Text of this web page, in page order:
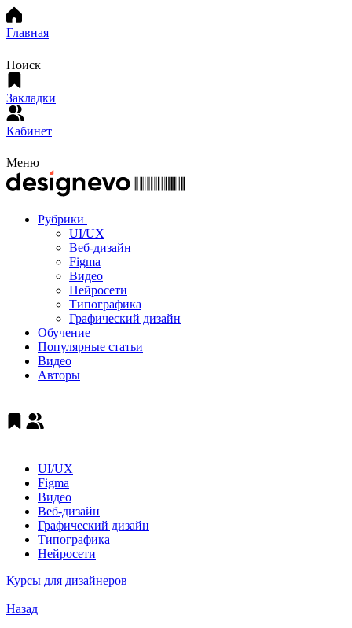
Главная
Поиск
Закладки
Кабинет
Меню
Рубрики
UI/UX
Веб-дизайн
Figma
Видео
Нейросети
Типографика
Графический дизайн
Обучение
Популярные статьи
Видео
Авторы
UI/UX
Figma
Видео
Веб-дизайн
Графический дизайн
Типографика
Нейросети
Курсы для дизайнеров
Назад